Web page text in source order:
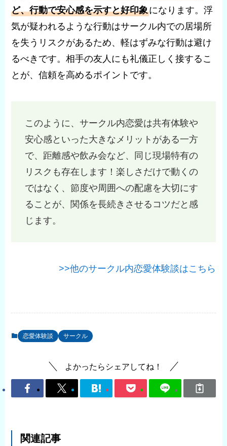
ど、行動で安心感を示すと好印象になります。浮
気が疑われるような行動はサークル内での居場所
を失うリスクがあるため、軽はずみな行動は避け
るべきです。相手の友人にも礼儀正しく接するこ
とが、信頼を高めるポイントです。
このように、サークル内恋愛は共有体験や
安心感といった大きなメリットがある一方
で、距離感や飲み会など、同じ現場特有の
リスクも存在します！楽しさだけで動くの
ではなく、節度や周囲への配慮を大切にす
ることが、関係を長続きさせるコツだと感
じます。
>>他のサークル内恋愛体験談はこちら
恋愛体験談 サークル
よかったらシェアしてね！
関連記事